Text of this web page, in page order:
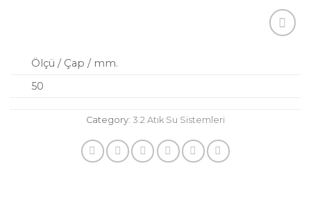
Ölçü / Çap / mm.
50
Category: 3.2 Atık Su Sistemleri